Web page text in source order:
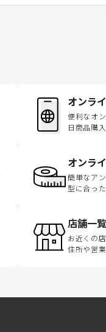
オンラ
便利なオ
日商品購
オンラ
簡単なア
型に合っ
店舗一覧
お近くの
住所や営